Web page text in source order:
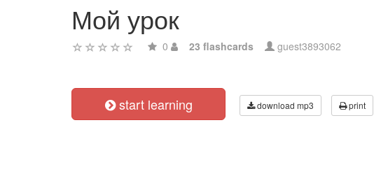
Мой урок
0 23 flashcards guest3893062
start learning download mp3 print